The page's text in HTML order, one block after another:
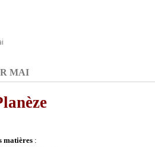
MAI
matières :